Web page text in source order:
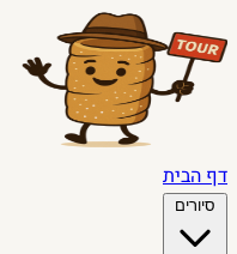
דף הבית
סיורים